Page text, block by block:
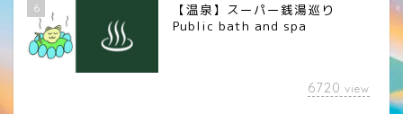
6
【温泉】スーパー銭湯巡り
Public bath and spa
6720 view